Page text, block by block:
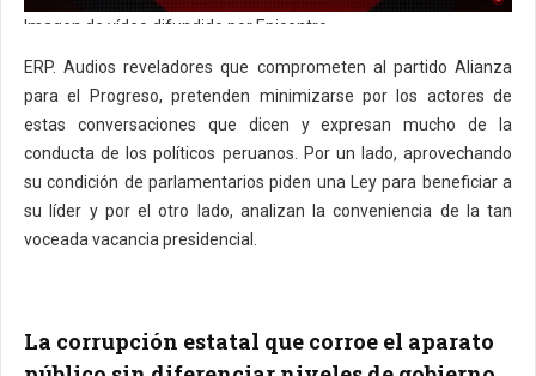
Imagen de vídeo difundido por Epicentro
ERP. Audios reveladores que comprometen al partido Alianza
para el Progreso, pretenden minimizarse por los actores de
estas conversaciones que dicen y expresan mucho de la
conducta de los políticos peruanos. Por un lado, aprovechando
su condición de parlamentarios piden una Ley para beneficiar a
su líder y por el otro lado, analizan la conveniencia de la tan
voceada vacancia presidencial.
La corrupción estatal que corroe el aparato